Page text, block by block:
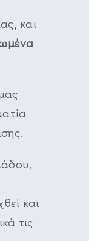
και
και
τις